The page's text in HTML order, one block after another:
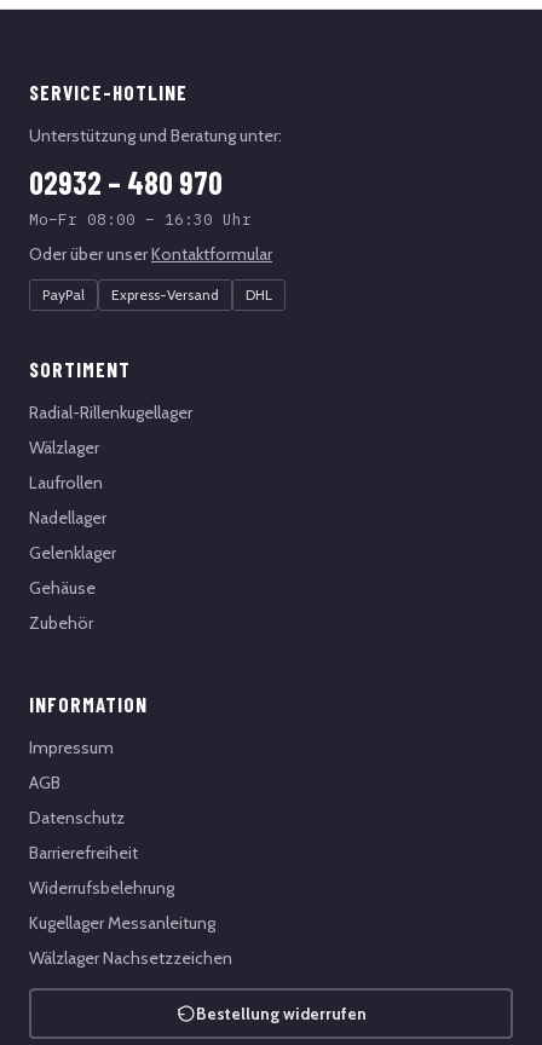
SERVICE-HOTLINE
Unterstützung und Beratung unter:
02932 – 480 970
Mo–Fr 08:00 – 16:30 Uhr
Oder über unserKontaktformular
PayPal Express-Versand DHL
SORTIMENT
Radial-Rillenkugellager
Wälzlager
Laufrollen
Nadellager
Gelenklager
Gehäuse
Zubehör
INFORMATION
Impressum
AGB
Datenschutz
Barrierefreiheit
Widerrufsbelehrung
Kugellager Messanleitung
Wälzlager Nachsetzzeichen
Bestellung widerrufen